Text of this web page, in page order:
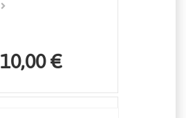
10,00 €